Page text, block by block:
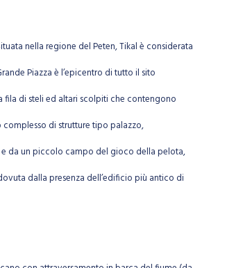
nella regione del Peten, Tikal è considerata
Piazza è l’epicentro di tutto il sito
di steli ed altari scolpiti che contengono
di strutture tipo palazzo,
da un piccolo campo del gioco della pelota,
dalla presenza dell’edificio più antico di